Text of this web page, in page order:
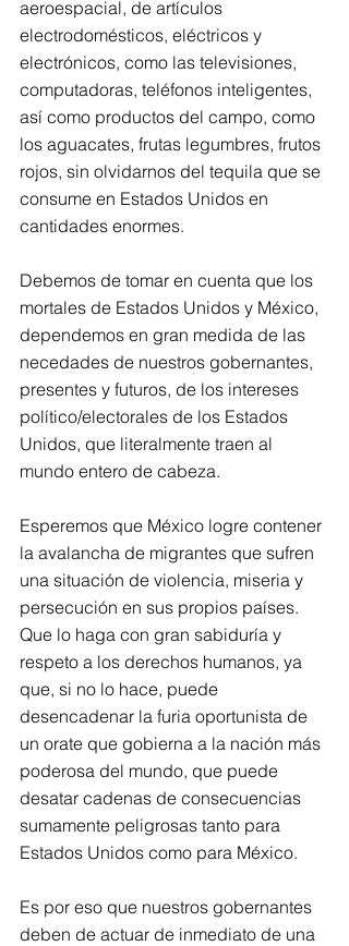
aeroespacial, de artículos
electrodomésticos, eléctricos y
electrónicos, como las televisiones,
computadoras, teléfonos inteligentes,
así como productos del campo, como
los aguacates, frutas legumbres, frutos
rojos, sin olvidarnos del tequila que se
consume en Estados Unidos en
cantidades enormes.
Debemos de tomar en cuenta que los
mortales de Estados Unidos y México,
dependemos en gran medida de las
necedades de nuestros gobernantes,
presentes y futuros, de los intereses
político/electorales de los Estados
Unidos, que literalmente traen al
mundo entero de cabeza.
Esperemos que México logre contener
la avalancha de migrantes que sufren
una situación de violencia, miseria y
persecución en sus propios países.
Que lo haga con gran sabiduría y
respeto a los derechos humanos, ya
que, si no lo hace, puede
desencadenar la furia oportunista de
un orate que gobierna a la nación más
poderosa del mundo, que puede
desatar cadenas de consecuencias
sumamente peligrosas tanto para
Estados Unidos como para México.
Es por eso que nuestros gobernantes
deben de actuar de inmediato de una